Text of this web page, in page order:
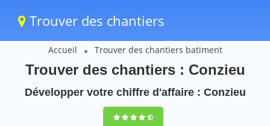
Trouver des chantiers
Accueil Trouver des chantiers batiment
Trouver des chantiers : Conzieu
Développer votre chiffre d'affaire : Conzieu